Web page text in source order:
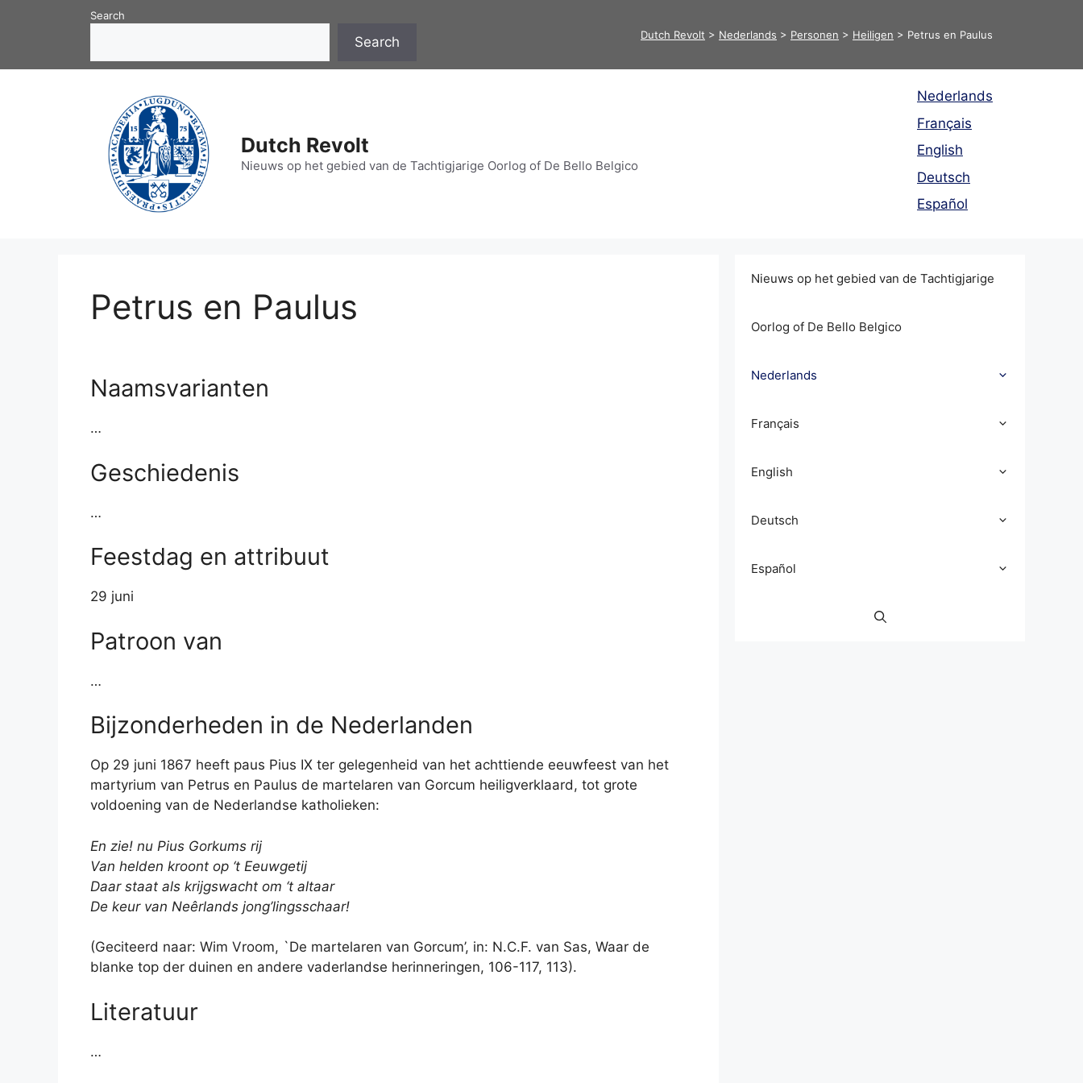
Dutch Revolt > Nederlands > Personen > Heiligen > Petrus en Paulus
Search
Search
Dutch Revolt
Nieuws op het gebied van de Tachtigjarige Oorlog of De Bello Belgico
Nederlands
Français
English
Deutsch
Español
Petrus en Paulus
Naamsvarianten
…
Geschiedenis
…
Feestdag en attribuut
29 juni
Patroon van
…
Bijzonderheden in de Nederlanden
Op 29 juni 1867 heeft paus Pius IX ter gelegenheid van het achttiende eeuwfeest van het
martyrium van Petrus en Paulus de martelaren van Gorcum heiligverklaard, tot grote
voldoening van de Nederlandse katholieken:
En zie! nu Pius Gorkums rij
Van helden kroont op ‘t Eeuwgetij
Daar staat als krijgswacht om ‘t altaar
De keur van Neêrlands jong’lingsschaar!
(Geciteerd naar: Wim Vroom, `De martelaren van Gorcum’, in: N.C.F. van Sas, Waar de
blanke top der duinen en andere vaderlandse herinneringen, 106-117, 113).
Literatuur
…
Nieuws op het gebied van de Tachtigjarige
Oorlog of De Bello Belgico
Nederlands
Français
English
Deutsch
Español